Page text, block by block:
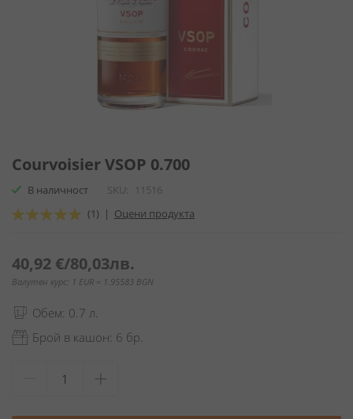
към
на
галерия
със
Courvoisier VSOP 0.700
В наличност SKU
11516
Оценка:
(1) | Оцени продукта
40,92 €/80,03лв.
Валутен курс: 1 EUR = 1.95583 BGN
Обем: 0.7 л.
Брой в кашон: 6 бр.